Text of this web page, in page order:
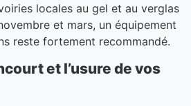
locales au gel et au verglas
et mars, un équipement
reste fortement recommandé.
et l’usure de vos